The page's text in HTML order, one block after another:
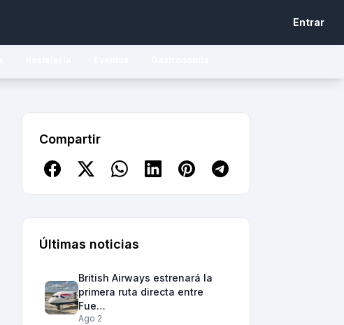
Entrar
Compartir
Últimas noticias
British Airways estrenará la
primera ruta directa entre
Fue…
Ago 2